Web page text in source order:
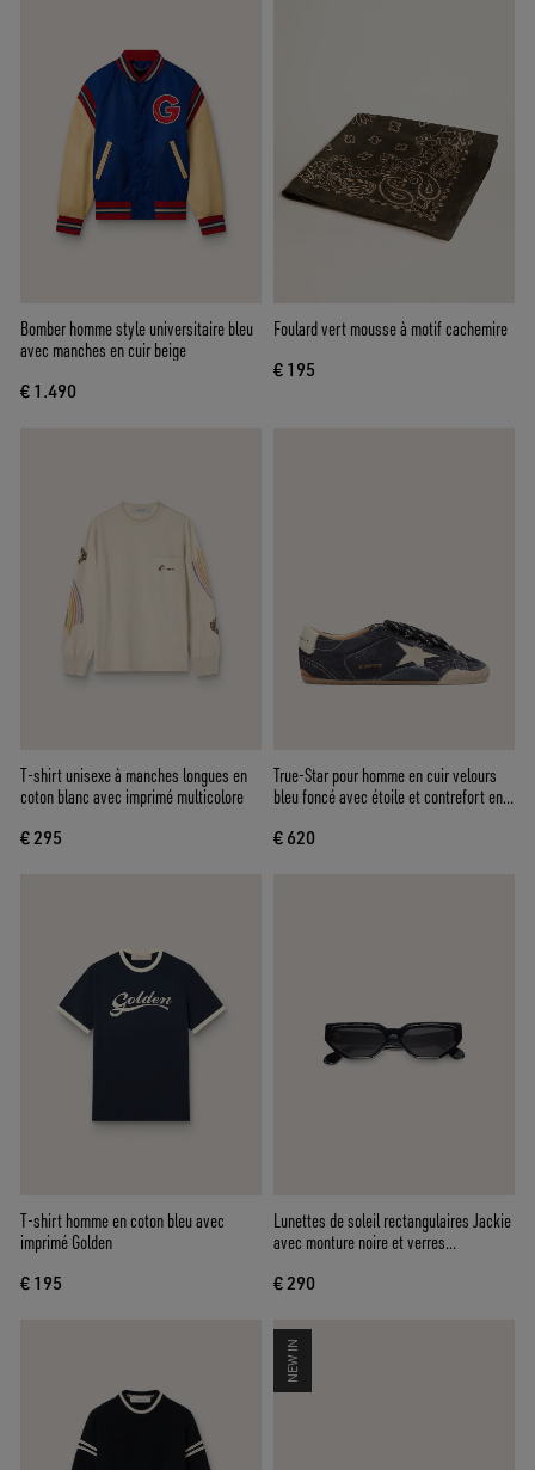
Bomber homme style universitaire bleu
avec manches en cuir beige
€ 1.490
Foulard vert mousse à motif cachemire
€ 195
T-shirt unisexe à manches longues en
coton blanc avec imprimé multicolore
€ 295
True-Star pour homme en cuir velours
bleu foncé avec étoile et contrefort en
€ 620
T-shirt homme en coton bleu avec
imprimé Golden
€ 195
Lunettes de soleil rectangulaires Jackie
avec monture noire et verres
€ 290
NEW IN